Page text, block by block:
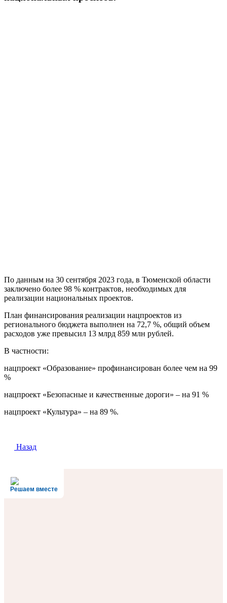
По данным на 30 сентября 2023 года, в Тюменской области
заключено более 98 % контрактов, необходимых для
реализации национальных проектов.
План финансирования реализации нацпроектов из
регионального бюджета выполнен на 72,7 %, общий объем
расходов уже превысил 13 млрд 859 млн рублей.
В частности:
нацпроект «Образование» профинансирован более чем на 99
%
нацпроект «Безопасные и качественные дороги» – на 91 %
нацпроект «Культура» – на 89 %.
Назад
Решаем вместе